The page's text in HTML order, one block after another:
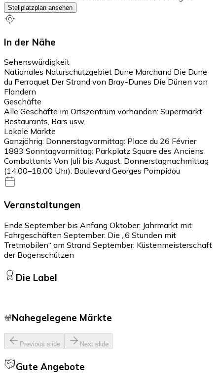
Stellplatzplan ansehen
In der Nähe
Sehenswürdigkeit
Nationales Naturschutzgebiet Dune Marchand Die Dune
du Perroquet Der Strand von Bray-Dunes Die Dünen von
Flandern
Geschäfte
Alle Geschäfte im Ortszentrum vorhanden: Supermarkt,
Restaurants, Bars usw.
Lokale Märkte
Ganzjährig: Donnerstagvormittag: Place du 26 Février
1883 Sonntagvormittag: Parkplatz Square des Anciens
Combattants Von Juli bis August: Donnerstagnachmittag
(14:00–18:00 Uhr): Boulevard Georges Pompidou
Veranstaltungen
Ende September bis Anfang Oktober: Jahrmarkt mit
Fahrgeschäften September: Die „6 Stunden mit
Tretmobilen“ am Strand September: Küstenmeisterschaft
der Bogenschützen
Die Label
Nahegelegene Märkte
Previous slide Next slide
Gute Angebote